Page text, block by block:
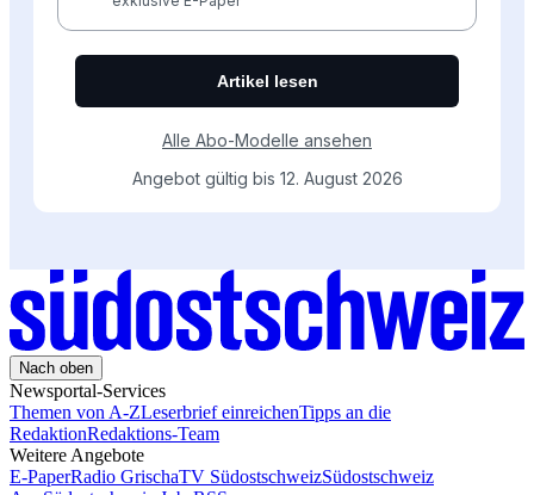
Nach oben
Newsportal-Services
Themen von A-ZLeserbrief einreichenTipps an die
RedaktionRedaktions-Team
Weitere Angebote
E-PaperRadio GrischaTV SüdostschweizSüdostschweiz